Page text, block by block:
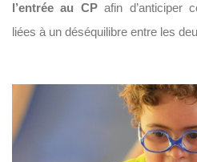
l’entrée au CPafin d’anticiper
liées à un déséquilibre entre les